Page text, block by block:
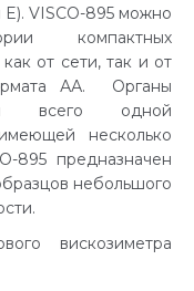
VISCO-895 можно
компактных
от сети, так и от
АА. Органы
всего одной
несколько
895 предназначен
небольшого
вискозиметра